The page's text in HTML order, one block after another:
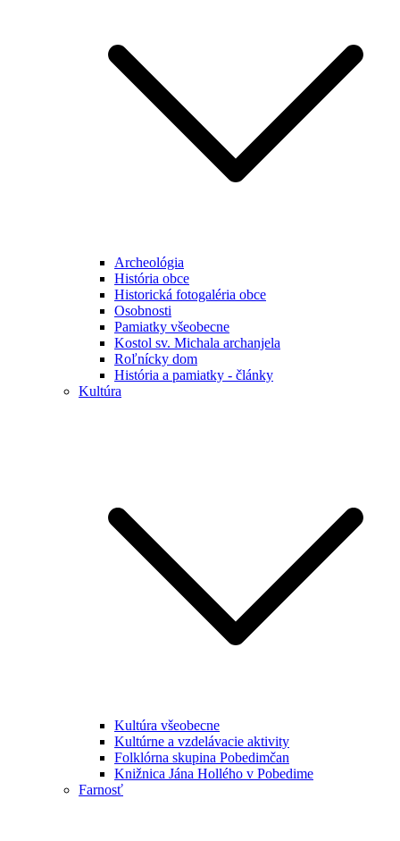
Archeológia
História obce
Historická fotogaléria obce
Osobnosti
Pamiatky všeobecne
Kostol sv. Michala archanjela
Roľnícky dom
História a pamiatky - články
Kultúra
Kultúra všeobecne
Kultúrne a vzdelávacie aktivity
Folklórna skupina Pobedimčan
Knižnica Jána Hollého v Pobedime
Farnosť